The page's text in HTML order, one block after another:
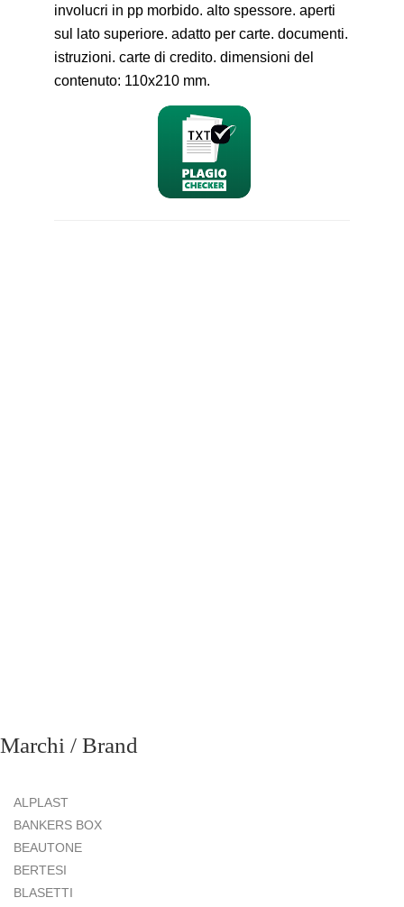
involucri in pp morbido. alto spessore. aperti
sul lato superiore. adatto per carte. documenti.
istruzioni. carte di credito. dimensioni del
contenuto: 110x210 mm.
Marchi / Brand
ALPLAST
BANKERS BOX
BEAUTONE
BERTESI
BLASETTI